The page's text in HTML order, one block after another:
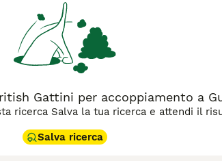
Gattini per accoppiamento a
ricerca Salva la tua ricerca e attendi il
Salva ricerca